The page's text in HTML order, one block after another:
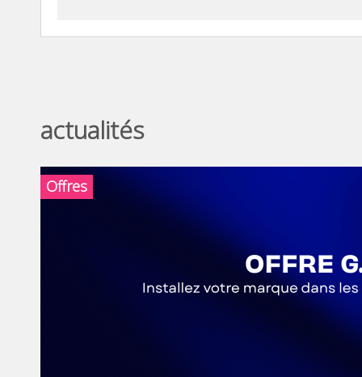
actualités
Offres